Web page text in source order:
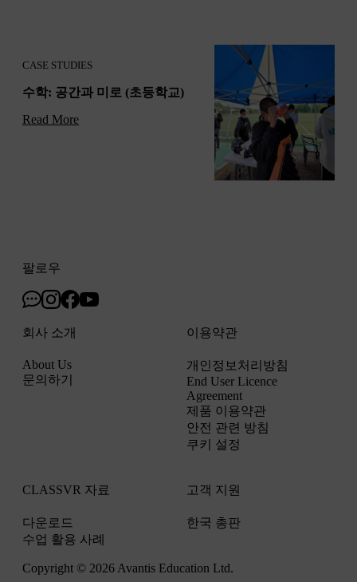
CASE STUDIES
수학: 공간과 미로 (초등학교)
Read More
팔로우
회사 소개
About Us
문의하기
이용약관
개인정보처리방침
End User Licence
Agreement
제품 이용약관
안전 관련 방침
쿠키 설정
CLASSVR 자료
다운로드
수업 활용 사례
고객 지원
한국 총판
Copyright © 2026 Avantis Education Ltd.